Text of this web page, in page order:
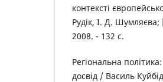
контексті
Рудік, І. Д.
2008. - 132 с.
Регіональна
досвід / Василь